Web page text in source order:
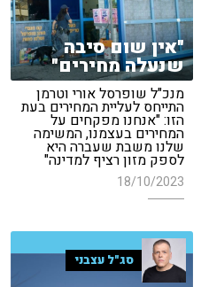
"אין שום סיבה
שנעלה מחירים"
מנכ"ל שופרסל אורי וטרמן
התייחס לעליית המחירים בעת
הזו: "אנחנו מפקחים על
המחירים בעצמנו, המשימה
שלנו משבת שעברה היא
לספק מזון רציף למדינה"
18/10/2023
סג"ל עצבני